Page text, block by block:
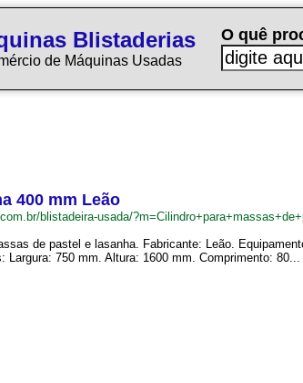
Blistaderias
de Máquinas Usadas
O quê
400 mm Leão
blistadeira-usada/
de pastel e lasanha. Fabricante: Leão.
Largura: 750 mm. Altura: 1600 mm. Comprimento: 80...